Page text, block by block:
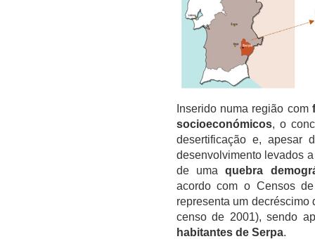
Inserido numa região com
socioeconómicos, o
desertificação e, apesar
desenvolvimento levados
de umaquebra
acordo com o Censos
representa um decréscimo
censo de 2001), sendo
habitantes de Serpa.